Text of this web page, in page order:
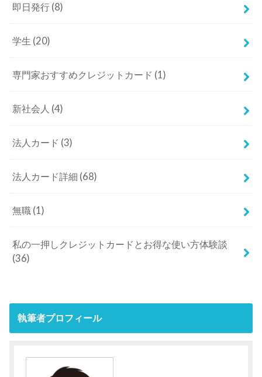
即日発行 (8)
学生 (20)
専門家おすすめクレジットカード (1)
新社会人 (4)
法人カード (3)
法人カード詳細 (68)
無職 (1)
私の一押しクレジットカードとお得な使い方体験談
(36)
執筆者プロフィール